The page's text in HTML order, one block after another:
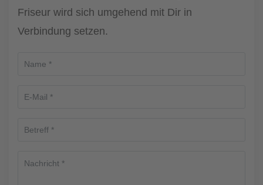
Friseur wird sich umgehend mit Dir in
Verbindung setzen.